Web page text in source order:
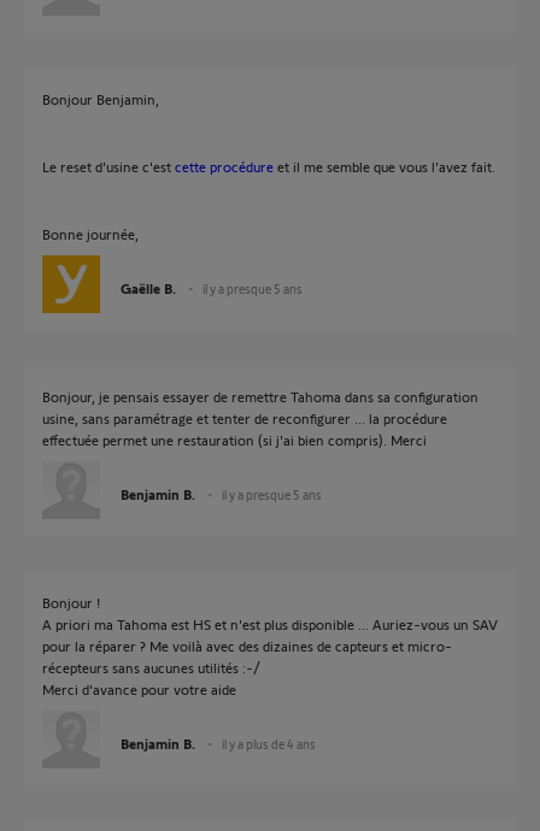
Bonjour Benjamin,
Le reset d'usine c'est cette procédure et il me semble que vous l'avez fait.
Bonne journée,
Gaëlle B. il y a presque 5 ans
Bonjour, je pensais essayer de remettre Tahoma dans sa configuration
usine, sans paramétrage et tenter de reconfigurer ... la procédure
effectuée permet une restauration (si j'ai bien compris). Merci
Benjamin B. il y a presque 5 ans
Bonjour !
A priori ma Tahoma est HS et n'est plus disponible ... Auriez-vous un SAV
pour la réparer ? Me voilà avec des dizaines de capteurs et micro-
récepteurs sans aucunes utilités :-/
Merci d'avance pour votre aide
Benjamin B. il y a plus de 4 ans